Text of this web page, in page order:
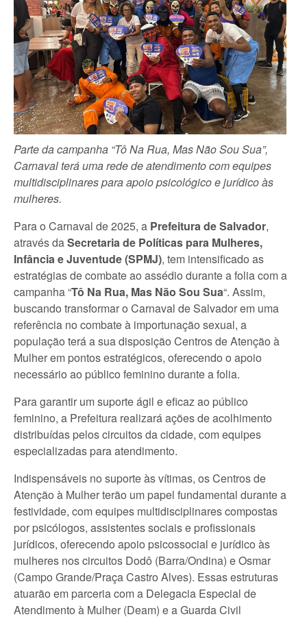
Parte da campanha “Tô Na Rua, Mas Não Sou Sua”,
Carnaval terá uma rede de atendimento com equipes
multidisciplinares para apoio psicológico e jurídico às
mulheres.
Para o Carnaval de 2025, a Prefeitura de Salvador,
através daSecretaria de Políticas para Mulheres,
Infância e Juventude (SPMJ), tem intensificado as
estratégias de combate ao assédio durante a folia com a
campanha “Tô Na Rua, Mas Não Sou Sua“. Assim,
buscando transformar o Carnaval de Salvador em uma
referência no combate à importunação sexual, a
população terá a sua disposição Centros de Atenção à
Mulher em pontos estratégicos, oferecendo o apoio
necessário ao público feminino durante a folia.
Para garantir um suporte ágil e eficaz ao público
feminino, a Prefeitura realizará ações de acolhimento
distribuídas pelos circuitos da cidade, com equipes
especializadas para atendimento.
Indispensáveis no suporte às vítimas, os Centros de
Atenção à Mulher terão um papel fundamental durante a
festividade, com equipes multidisciplinares compostas
por psicólogos, assistentes sociais e profissionais
jurídicos, oferecendo apoio psicossocial e jurídico às
mulheres nos circuitos Dodô (Barra/Ondina) e Osmar
(Campo Grande/Praça Castro Alves). Essas estruturas
atuarão em parceria com a Delegacia Especial de
Atendimento à Mulher (Deam) e a Guarda Civil